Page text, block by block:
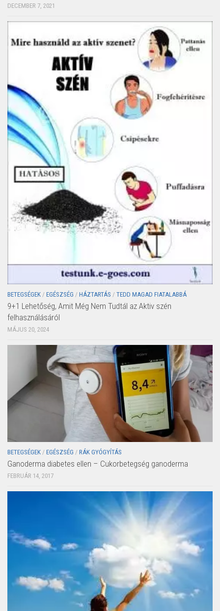
DECEMBER 7, 2021
BETEGSÉGEK / EGÉSZSÉG / HÁZTARTÁS / TEDD MAGAD FIATALABBÁ
9+1 Lehetőség, Amit Még Nem Tudtál az Aktiv szén
felhasználásáról
MÁJUS 20, 2024
BETEGSÉGEK / EGÉSZSÉG / RÁK GYÓGYÍTÁS
Ganoderma diabetes ellen – Cukorbetegség ganoderma
FEBRUÁR 14, 2017